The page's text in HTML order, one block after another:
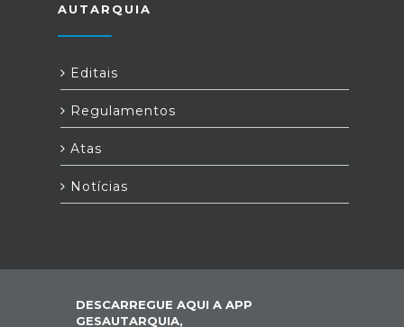
AUTARQUIA
Editais
Regulamentos
Atas
Notícias
DESCARREGUE AQUI A APP
GESAUTARQUIA,